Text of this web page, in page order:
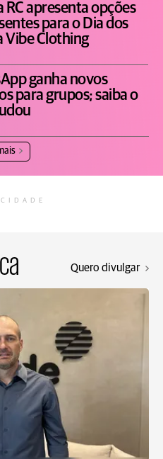
RC apresenta opções
para o Dia dos
Vibe Clothing
ganha novos
para grupos; saiba o
Quero divulgar